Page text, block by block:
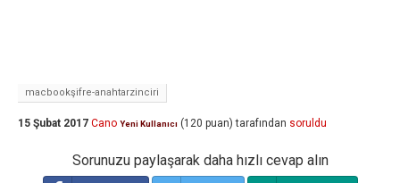
macbookşifre-anahtarzinciri
15 Şubat 2017 Cano Yeni Kullanıcı (120 puan) tarafından soruldu
Sorunuzu paylaşarak daha hızlı cevap alın